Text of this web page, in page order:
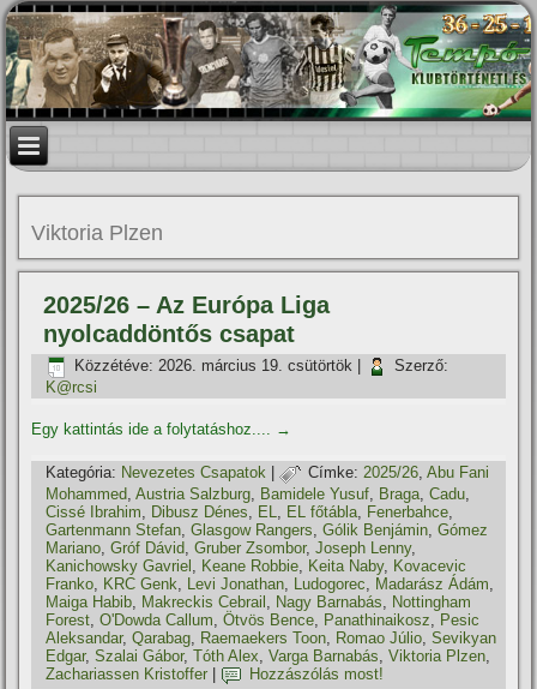
Viktoria Plzen
2025/26 – Az Európa Liga
nyolcaddöntős csapat
Közzétéve: 2026. március 19. csütörtök
Szerző:
K@rcsi
Egy kattintás ide a folytatáshoz.... →
Kategória: Nevezetes Csapatok | Címke: 2025/26,Abu Fani
Mohammed,Austria Salzburg, Bamidele Yusuf, Braga,Cadu,
Cissé Ibrahim, Dibusz Dénes, EL, EL főtábla, Fenerbahce,
Gartenmann Stefan,Glasgow Rangers,Gólik Benjámin,Gómez
Mariano,Gróf Dávid,Gruber Zsombor,Joseph Lenny,
Kanichowsky Gavriel , Keane Robbie, Keita Naby, Kovacevic
Franko, KRC Genk, Levi Jonathan, Ludogorec, Madarász Ádám,
Maiga Habib, Makreckis Cebrail , Nagy Barnabás, Nottingham
Forest,O'Dowda Callum,Ötvös Bence, Panathinaikosz, Pesic
Aleksandar,Qarabag, Raemaekers Toon, Romao Júlio,Sevikyan
Edgar,Szalai Gábor,Tóth Alex,Varga Barnabás,Viktoria Plzen,
Zachariassen Kristoffer
Hozzászólás most!